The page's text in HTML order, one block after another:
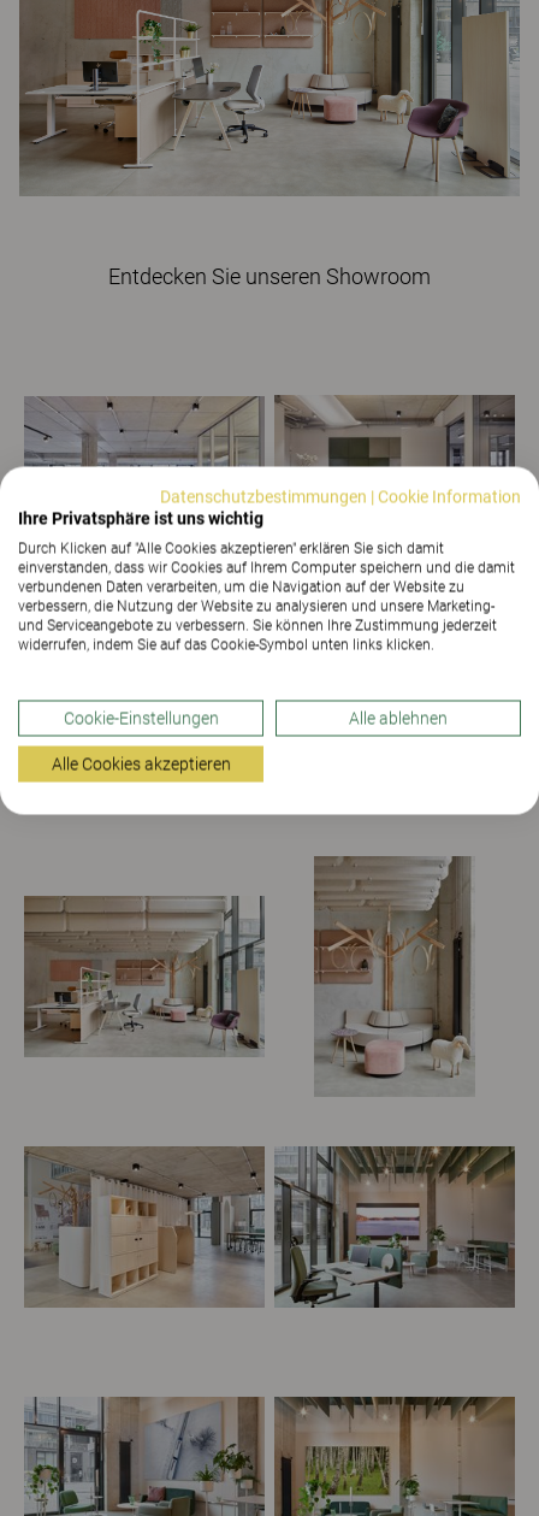
Entdecken Sie unseren Showroom
Datenschutzbestimmungen |Cookie Information
Ihre Privatsphäre ist uns wichtig
Durch Klicken auf "Alle Cookies akzeptieren" erklären Sie sich damit
einverstanden, dass wir Cookies auf Ihrem Computer speichern und die damit
verbundenen Daten verarbeiten, um die Navigation auf der Website zu
verbessern, die Nutzung der Website zu analysieren und unsere Marketing-
und Serviceangebote zu verbessern. Sie können Ihre Zustimmung jederzeit
widerrufen, indem Sie auf das Cookie-Symbol unten links klicken.
Cookie-Einstellungen Alle ablehnen
Alle Cookies akzeptieren